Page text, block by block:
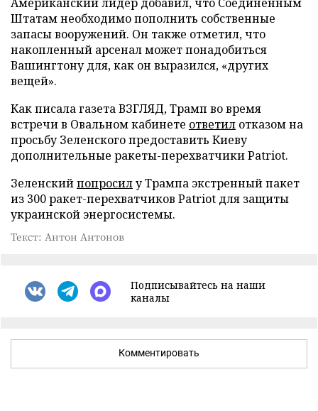
Штатам необходимо пополнить собственные
запасы вооружений. Он также отметил, что
накопленный арсенал может понадобиться
Вашингтону для, как он выразился, «других
вещей».
Как писала газета ВЗГЛЯД, Трамп во время
встречи в Овальном кабинете ответил отказом на
просьбу Зеленского предоставить Киеву
дополнительные ракеты-перехватчики Patriot.
Зеленскийпопросилу Трампа экстренный пакет
из 300 ракет-перехватчиков Patriot для защиты
украинской энергосистемы.
Текст: Антон Антонов
Подписывайтесь на наши
каналы
Комментировать